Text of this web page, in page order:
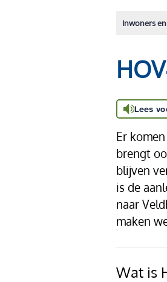
Inwoners
Lees
Er
brengt
blijven
is de
naar
maken
Wat is